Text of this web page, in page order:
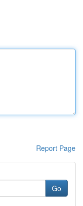
Report Page
Go